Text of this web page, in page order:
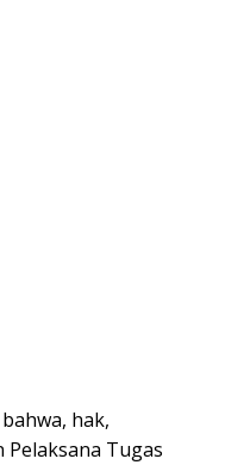
hak,
Pelaksana Tugas